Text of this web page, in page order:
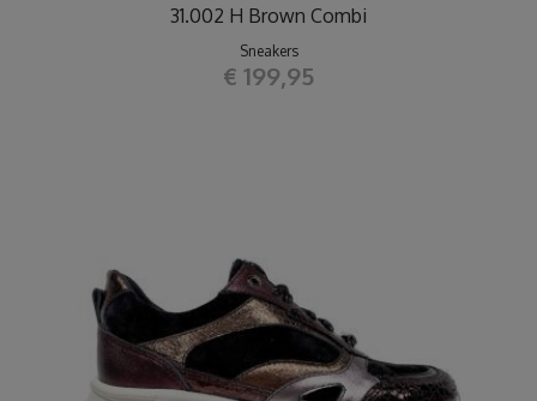
31.002 H Brown Combi
Sneakers
€ 199,95